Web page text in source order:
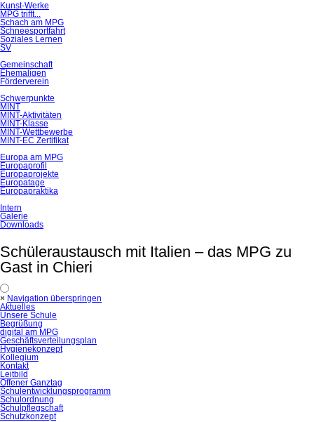
Kunst-Werke
MPG trifft...
Schach am MPG
Schneesportfahrt
Soziales Lernen
SV
Gemeinschaft
Ehemaligen
Förderverein
Schwerpunkte
MINT
MINT-Aktivitäten
MINT-Klasse
MINT-Wettbewerbe
MINT-EC Zertifikat
Europa am MPG
Europaprofil
Europaprojekte
Europatage
Europapraktika
Intern
Galerie
Downloads
Schüleraustausch mit Italien – das MPG zu
Gast in Chieri
× Navigation überspringen
Aktuelles
Unsere Schule
Begrüßung
digital am MPG
Geschäftsverteilungsplan
Hygienekonzept
Kollegium
Kontakt
Leitbild
Offener Ganztag
Schulentwicklungsprogramm
Schulordnung
Schulpflegschaft
Schutzkonzept